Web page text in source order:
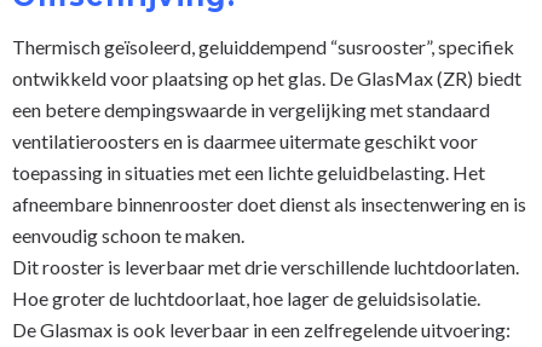
Thermisch geïsoleerd, geluiddempend “susrooster”, specifiek
ontwikkeld voor plaatsing op het glas. De GlasMax (ZR) biedt
een betere dempingswaarde in vergelijking met standaard
ventilatieroosters en is daarmee uitermate geschikt voor
toepassing in situaties met een lichte geluidbelasting. Het
afneembare binnenrooster doet dienst als insectenwering en is
eenvoudig schoon te maken.
Dit rooster is leverbaar met drie verschillende luchtdoorlaten.
Hoe groter de luchtdoorlaat, hoe lager de geluidsisolatie.
De Glasmax is ook leverbaar in een zelfregelende uitvoering: